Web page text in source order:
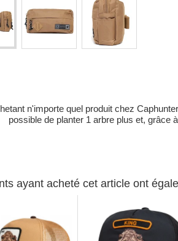
n'importe quel produit chez
possible de planter 1 arbre plus et, grâce
ayant acheté cet article ont